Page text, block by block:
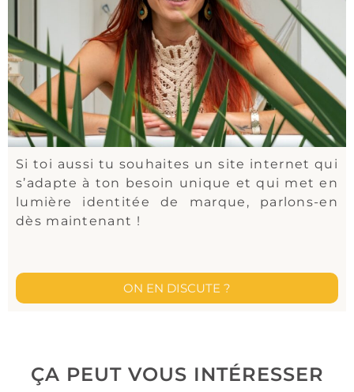
Si toi aussi tu souhaites un site internet qui
s’adapte à ton besoin unique et qui met en
lumière identitée de marque, parlons-en
dès maintenant !
ON EN DISCUTE ?
ÇA PEUT VOUS INTÉRESSER